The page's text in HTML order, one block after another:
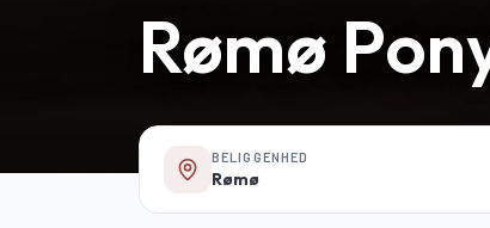
Rømø
BELIGGENHED
Rømø